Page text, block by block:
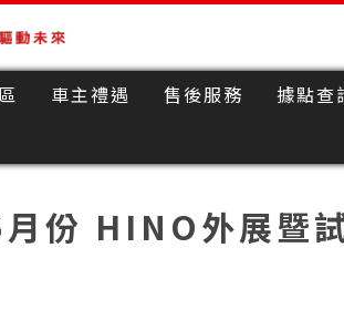
車主禮遇 售後服務 據點查
份 HINO外展暨